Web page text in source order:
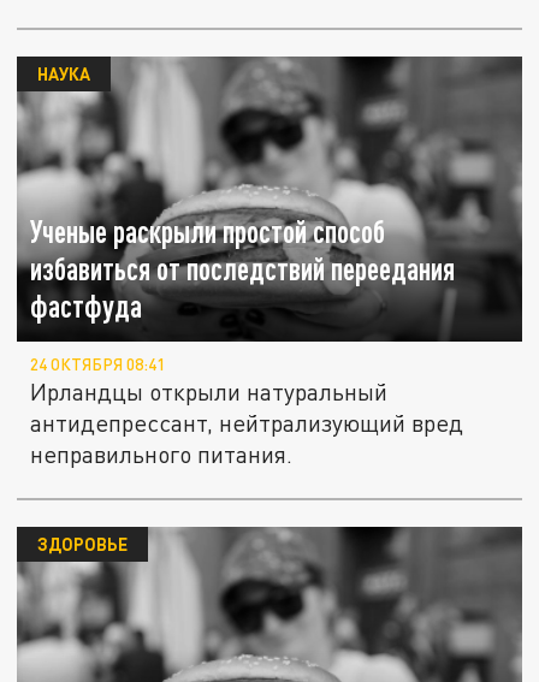
Ученые раскрыли простой способ
избавиться от последствий переедания
фастфуда
НАУКА
24 ОКТЯБРЯ 08:41
Ирландцы открыли натуральный
антидепрессант, нейтрализующий вред
неправильного питания.
ЗДОРОВЬЕ